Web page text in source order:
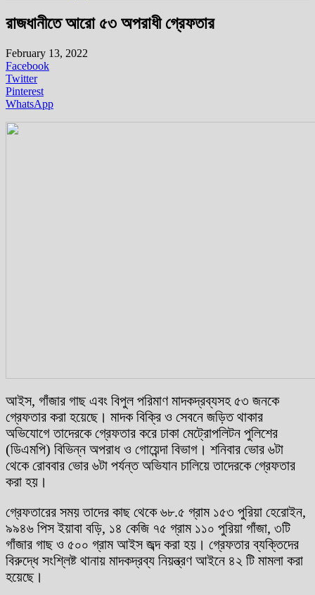
রাজধানীতে আরো ৫৩ অপরাধী গ্রেফতার
February 13, 2022
Facebook
Twitter
Pinterest
WhatsApp
আইস, গাঁজার গাছ এবং বিপুল পরিমাণ মাদকদ্রব্যসহ ৫৩ জনকে
গ্রেফতার করা হয়েছে। মাদক বিক্রি ও সেবনে জড়িত থাকার
অভিযোগে তাদেরকে গ্রেফতার করে ঢাকা মেট্রোপলিটন পুলিশের
(ডিএমপি) বিভিন্ন অপরাধ ও গোয়েন্দা বিভাগ। শনিবার ভোর ৬টা
থেকে রোববার ভোর ৬টা পর্যন্ত অভিযান চালিয়ে তাদেরকে গ্রেফতার
করা হয়।
গ্রেফতারের সময় তাদের কাছ থেকে ৬৮.৫ গ্রাম ১৫৩ পুরিয়া হেরোইন,
৯৯৪৬ পিস ইয়াবা বড়ি, ১৪ কেজি ৭৫ গ্রাম ১১০ পুরিয়া গাঁজা, ৩টি
গাঁজার গাছ ও ৫০০ গ্রাম আইস জব্দ করা হয়। গ্রেফতার ব্যক্তিদের
বিরুদ্ধে সংশ্লিষ্ট থানায় মাদকদ্রব্য নিয়ন্ত্রণ আইনে ৪২ টি মামলা করা
হয়েছে।